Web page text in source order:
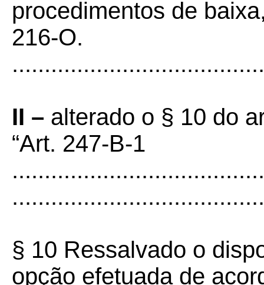
procedimentos de
216-O.
II – alterado o § 10 do
“Art. 247-B-1
§ 10 Ressalvado o
opção efetuada de